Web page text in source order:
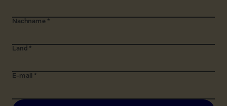
Nachname *
Land *
E-mail *